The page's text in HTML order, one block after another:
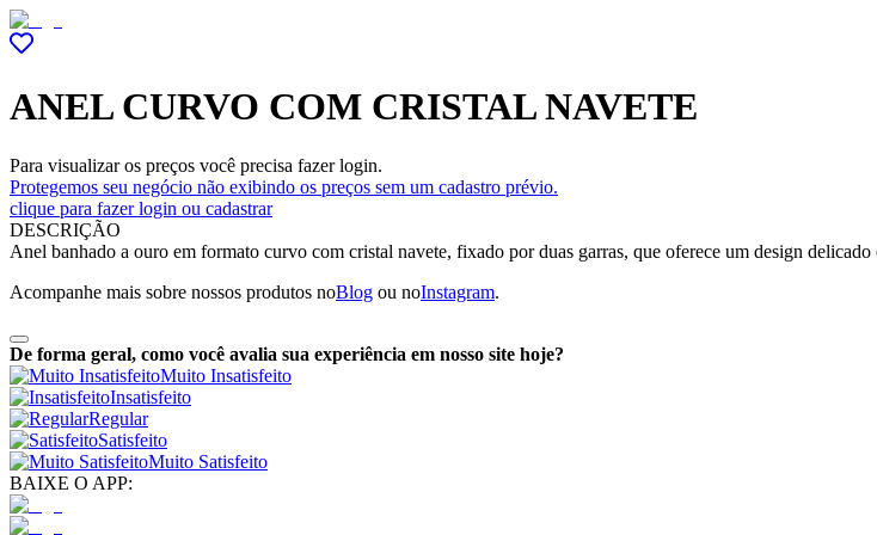
ANEL CURVO COM CRISTAL NAVETE
Para visualizar os preços você precisa fazer login.
Protegemos seu negócio não exibindo os preços sem um cadastro prévio.
clique para fazer login ou cadastrar
DESCRIÇÃO
Anel banhado a ouro em formato curvo com cristal navete, fixado por duas garras, que oferece um design
Acompanhe mais sobre nossos produtos noBlog ou noInstagram.
De forma geral, como você avalia sua experiência em nosso site hoje?
Muito Insatisfeito
Insatisfeito
Regular
Satisfeito
Muito Satisfeito
BAIXE O APP: